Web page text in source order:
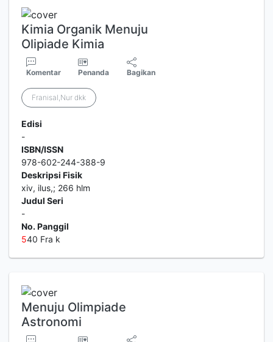
Kimia Organik Menuju
Olipiade Kimia
Komentar Penanda Bagikan
Franisal,Nur dkk
Edisi
-
ISBN/ISSN
978-602-244-388-9
Deskripsi Fisik
xiv, ilus,; 266 hlm
Judul Seri
-
No. Panggil
540 Fra k
Menuju Olimpiade
Astronomi